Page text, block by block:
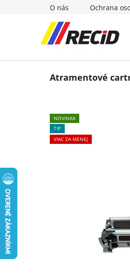
O nás Ochrana
Atramentové
NOVINKA
TIP
VIAC ZA MENEJ